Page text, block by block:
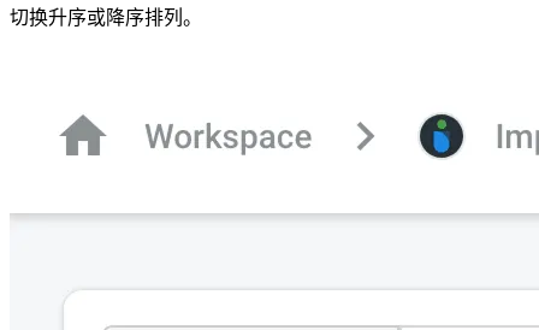
切换升序或降序排列。